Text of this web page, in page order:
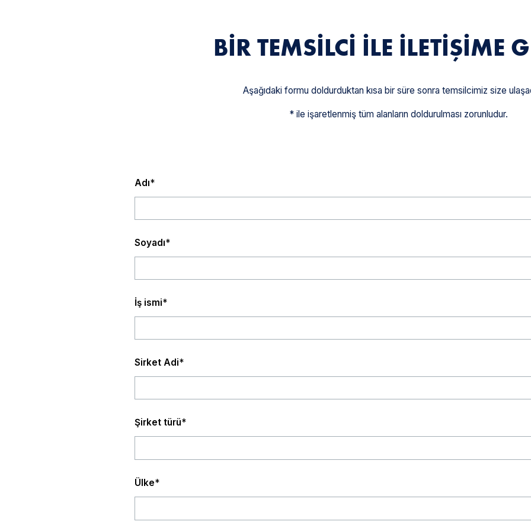
BIR TEMSILCI ILE İLETIŞIME
Aşağıdaki formu doldurduktan kısa bir süre sonra temsilcimiz size
* ile işaretlenmiş tüm alanların doldurulması zorunludur.
Adı*
Soyadı*
İş ismi*
Sirket Adi*
Şirket türü*
Ülke*